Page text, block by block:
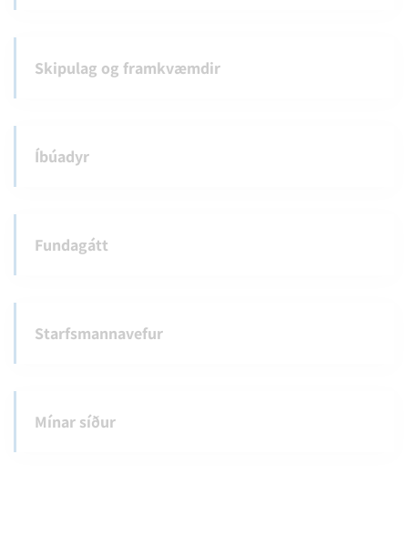
Skipulag og framkvæmdir
Íbúadyr
Fundagátt
Starfsmannavefur
Mínar síður